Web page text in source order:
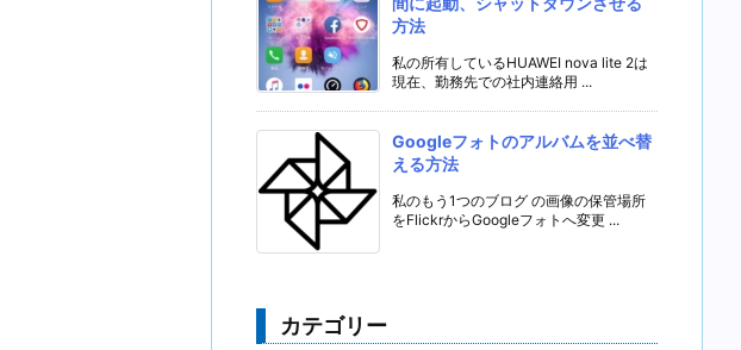
方法
私の所有しているHUAWEI nova lite 2は
現在、勤務先での社内連絡用 ...
Googleフォトのアルバムを並べ替
える方法
私のもう1つのブログ の画像の保管場所
をFlickrからGoogleフォトへ変更 ...
カテゴリー